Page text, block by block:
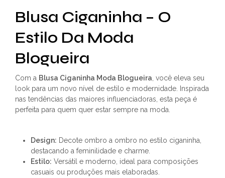
Blusa Ciganinha – O
Estilo Da Moda
Blogueira
Com a Blusa Ciganinha Moda Blogueira, você eleva seu
look para um novo nível de estilo e modernidade. Inspirada
nas tendências das maiores influenciadoras, esta peça é
perfeita para quem quer estar sempre na moda.
Design: Decote ombro a ombro no estilo ciganinha,
destacando a feminilidade e charme.
Estilo: Versátil e moderno, ideal para composições
casuais ou produções mais elaboradas.